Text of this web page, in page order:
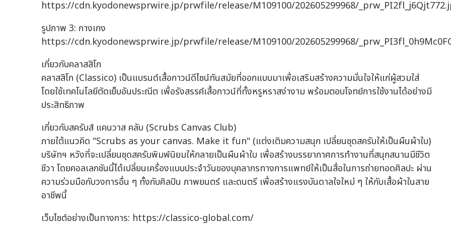
https://cdn.kyodonewsprwire.jp/prwfile/release/M109100/202605299968/
รูปภาพ 3: กางเกง
https://cdn.kyodonewsprwire.jp/prwfile/release/M109100/202605299968/
เกี่ยวกับคลาสสิโก
คลาสสิโก (Classico) เป็นแบรนด์เสื้อกาวน์ดีไซน์ทันสมัยที่ออกแบบมาเพื่อเสริมสร้างความมั่นใจให้แก่ผู้สวมใส่
โดยใช้เทคโนโลยีตัดเย็บอันประณีต เพื่อรังสรรค์เสื้อกาวน์ที่ทั้งหรูหราสง่างาม พร้อมตอบโจทย์การใช้งานได้อย่างมี
ประสิทธิภาพ
เกี่ยวกับสครับส์ แคนวาส คลับ (Scrubs Canvas Club)
ภายใต้แนวคิด "Scrubs as your canvas. Make it fun" (แต่งเติมความสนุก เปลี่ยนชุดสครับให้เป็นผืนผ้าใบ)
บริษัทฯ หวังที่จะเปลี่ยนชุดสครับพิมพ์นิยมให้กลายเป็นผืนผ้าใบ เพื่อสร้างบรรยากาศการทำงานที่สนุกสนานมีชีวิต
ชีวา โดยคอลเลกชันนี้ได้เปลี่ยนเครื่องแบบประจำวันของบุคลากรทางการแพทย์ให้เป็นสื่อในการถ่ายทอดศิลปะ ผ่าน
ความร่วมมือกับวงการอื่น ๆ ทั้งกับศิลปิน ภาพยนตร์ และดนตรี เพื่อสร้างแรงบันดาลใจใหม่ ๆ ให้กับเสื้อผ้าในสาย
อาชีพนี้
เว็บไซต์อย่างเป็นทางการ: https://classico-global.com/